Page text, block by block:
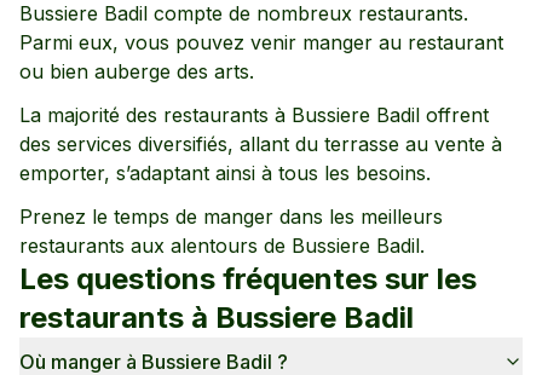
Bussiere Badil compte de nombreux restaurants.
Parmi eux, vous pouvez venir manger au restaurant
ou bien auberge des arts.
La majorité des restaurants à Bussiere Badil offrent
des services diversifiés, allant du terrasse au vente à
emporter, s’adaptant ainsi à tous les besoins.
Prenez le temps de manger dans les meilleurs
restaurants aux alentours de Bussiere Badil.
Les questions fréquentes sur les
restaurants à Bussiere Badil
Où manger à Bussiere Badil ?